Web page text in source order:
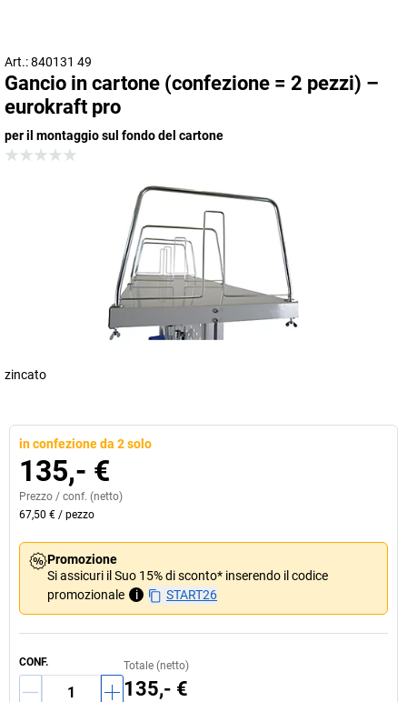
Art.: 840131 49
Gancio in cartone (confezione = 2 pezzi) –
eurokraft pro
per il montaggio sul fondo del cartone
zincato
in confezione da 2 solo
135,- €
Prezzo / conf. (netto)
67,50 € / pezzo
Promozione
Si assicuri il Suo 15% di sconto* inserendo il codice
promozionale
i START26
CONF. Totale (netto)
135,- €